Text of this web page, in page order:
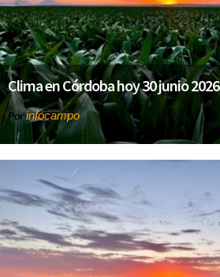
Clima en Córdoba hoy 30 junio 2026
Porinfocampo